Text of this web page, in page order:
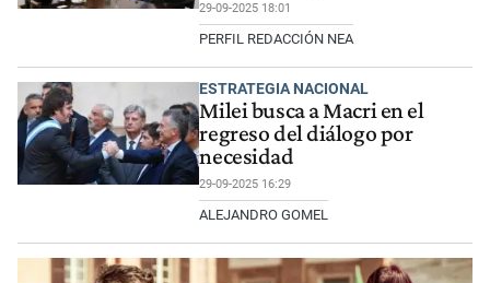
29-09-2025 18:01
PERFIL REDACCIÓN NEA
ESTRATEGIA NACIONAL
Milei busca a Macri en el
regreso del diálogo por
necesidad
29-09-2025 16:29
ALEJANDRO GOMEL